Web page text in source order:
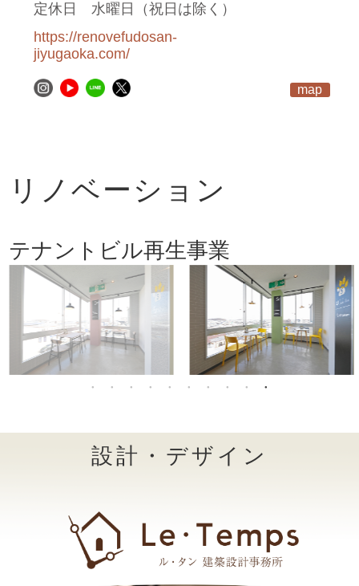
定休日
水曜日（祝日は除く）
https://renovefudosan-
jiyugaoka.com/
map
リノベーション
テナントビル再生事業
設計・デザイン